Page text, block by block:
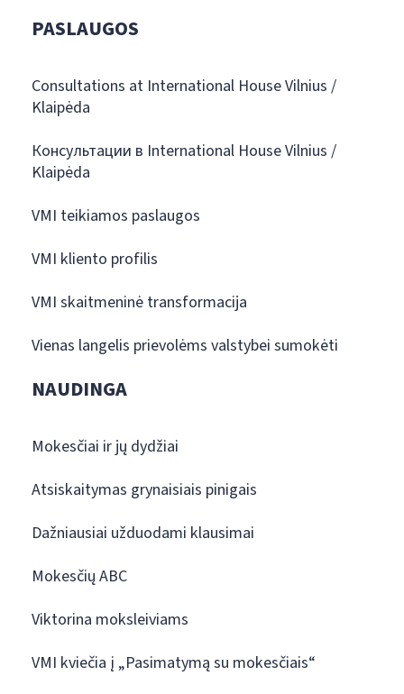
PASLAUGOS
Consultations at International House Vilnius /
Klaipėda
Консультации в International House Vilnius /
Klaipėda
VMI teikiamos paslaugos
VMI kliento profilis
VMI skaitmeninė transformacija
Vienas langelis prievolėms valstybei sumokėti
NAUDINGA
Mokesčiai ir jų dydžiai
Atsiskaitymas grynaisiais pinigais
Dažniausiai užduodami klausimai
Mokesčių ABC
Viktorina moksleiviams
VMI kviečia į „Pasimatymą su mokesčiais“